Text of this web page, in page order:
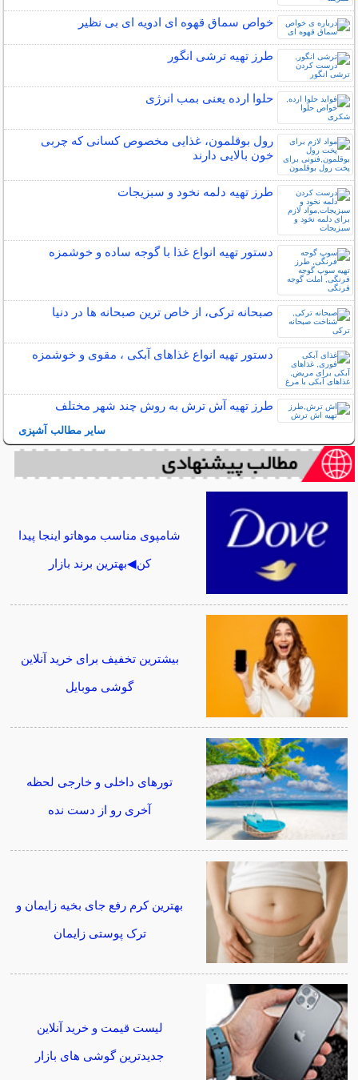
خواص سماق قهوه ای ادویه ای بی نظیر
طرز تهیه ترشی انگور
حلوا ارده یعنی بمب انرژی
رول بوقلمون، غذایی مخصوص کسانی که چربی
خون بالایی دارند
طرز تهیه دلمه نخود و سبزیجات
دستور تهیه انواع غذا با گوجه ساده و خوشمزه
صبحانه ترکی، از خاص ترین صبحانه ها در دنیا
دستور تهیه انواع غذاهای آبکی ، مقوی و خوشمزه
طرز تهیه آش ترش به روش چند شهر مختلف
سایر مطالب آشپزی
شامپوی مناسب موهاتو اینجا پیدا
کن◀بهترین برند بازار
بیشترین تخفیف برای خرید آنلاین
گوشی موبایل
تورهای داخلی و خارجی لحظه
آخری رو از دست نده
بهترین کرم رفع جای بخیه زایمان و
ترک پوستی زایمان
لیست قیمت و خرید آنلاین
جدیدترین گوشی های بازار